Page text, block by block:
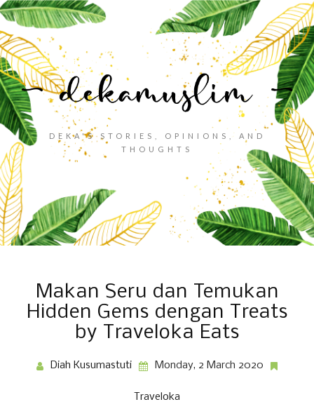
DEKA'S STORIES, OPINIONS, AND
THOUGHTS
Makan Seru dan Temukan
Hidden Gems dengan Treats
by Traveloka Eats
Diah Kusumastuti Monday, 2 March 2020
Traveloka